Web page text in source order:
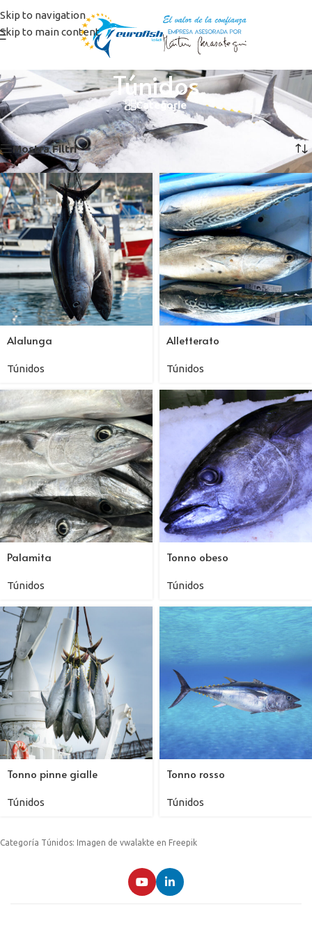
Skip to navigation
Skip to main content
Túnidos
Categorie
Home/Freschi /Túnidos Visualizzazione di 6 risultati
Mostra Filtri
Alalunga
Túnidos
Alletterato
Túnidos
Palamita
Túnidos
Tonno obeso
Túnidos
Tonno pinne gialle
Túnidos
Tonno rosso
Túnidos
Categoría Túnidos: Imagen de vwalakte en Freepik